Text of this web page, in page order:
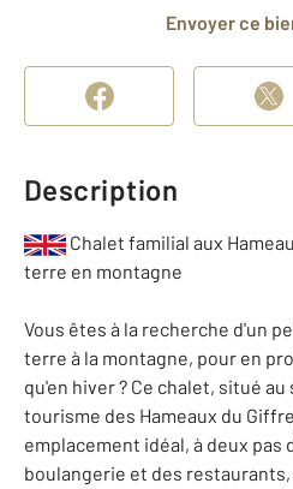
Envoyer ce
Description
Chalet familial aux
terre en montagne
Vous êtes à la recherche d'un
terre à la montagne, pour en
qu'en hiver ? Ce chalet, situé
tourisme des Hameaux du
emplacement idéal, à deux pas
boulangerie et des